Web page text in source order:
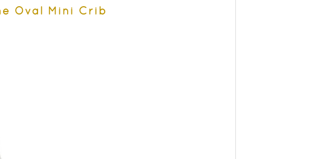
Oval Mini Crib